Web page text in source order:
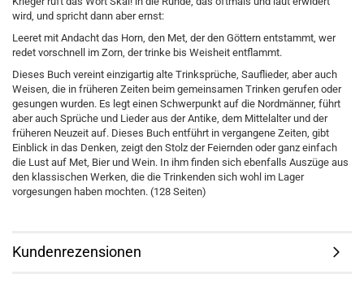
wird, und spricht dann aber ernst:
Leeret mit Andacht das Horn, den Met, der den Göttern entstammt, wer
redet vorschnell im Zorn, der trinke bis Weisheit entflammt.
Dieses Buch vereint einzigartig alte Trinksprüche, Sauflieder, aber auch
Weisen, die in früheren Zeiten beim gemeinsamen Trinken gerufen oder
gesungen wurden. Es legt einen Schwerpunkt auf die Nordmänner, führt
aber auch Sprüche und Lieder aus der Antike, dem Mittelalter und der
früheren Neuzeit auf. Dieses Buch entführt in vergangene Zeiten, gibt
Einblick in das Denken, zeigt den Stolz der Feiernden oder ganz einfach
die Lust auf Met, Bier und Wein. In ihm finden sich ebenfalls Auszüge aus
den klassischen Werken, die die Trinkenden sich wohl im Lager
vorgesungen haben mochten. (128 Seiten)
Kundenrezensionen